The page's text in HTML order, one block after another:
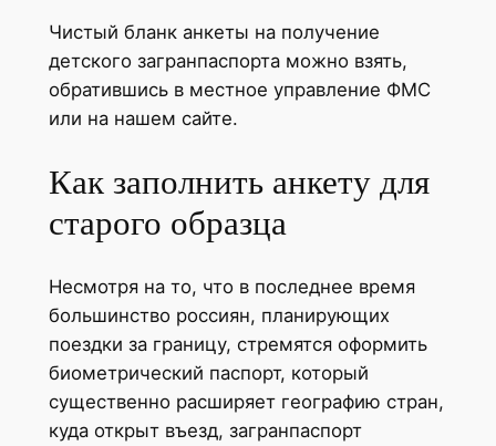
Чистый бланк анкеты на получение
детского загранпаспорта можно взять,
обратившись в местное управление ФМС
или на нашем сайте.
Как заполнить анкету для
старого образца
Несмотря на то, что в последнее время
большинство россиян, планирующих
поездки за границу, стремятся оформить
биометрический паспорт, который
существенно расширяет географию стран,
куда открыт въезд, загранпаспорт